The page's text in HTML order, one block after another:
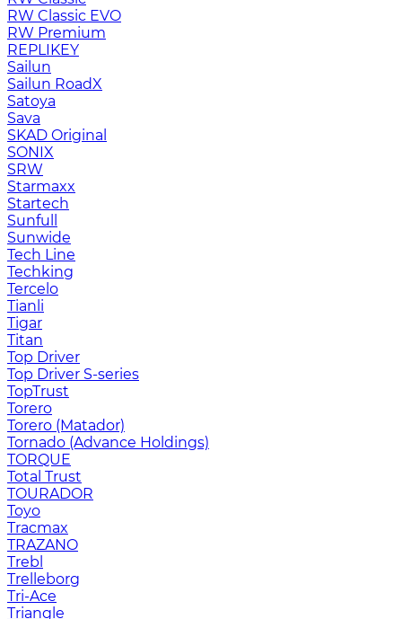
RW Classic EVO
RW Premium
RЕPLIKEY
Sailun
Sailun RoadX
Satoya
Sava
SKAD Original
SONIX
SRW
Starmaxx
Startech
Sunfull
Sunwide
Tech Line
Techking
Tercelo
Tianli
Tigar
Titan
Top Driver
Top Driver S-series
TopTrust
Torero
Torero (Matador)
Tornado (Advance Holdings)
TORQUE
Total Trust
TOURADOR
Toyo
Tracmax
TRAZANO
Trebl
Trelleborg
Tri-Ace
Triangle